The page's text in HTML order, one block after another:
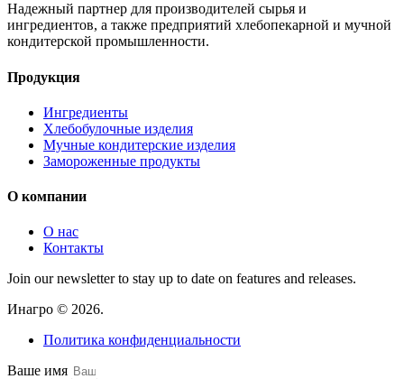
Надежный партнер для производителей сырья и
ингредиентов, а также предприятий хлебопекарной и мучной
кондитерской промышленности.
Продукция
Ингредиенты
Хлебобулочные изделия
Мучные кондитерские изделия
Замороженные продукты
О компании
О нас
Контакты
Join our newsletter to stay up to date on features and releases.
Инагро © 2026.
Политика конфиденциальности
Ваше имя